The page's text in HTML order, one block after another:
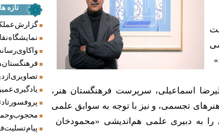
اسماعیلی، سرپرست فرهنگستان هنر،
تجسمی، و نیز با توجه به سوابق علمی
به دبیری علمی هم‌اندیشی «محمودخان
تازه
گزارش عملکرد
نمایشگاه
واکاوی
فرهنگستان
تصاویری از
یادگیری
پروفسور
محجوب و
پیام تسلیت